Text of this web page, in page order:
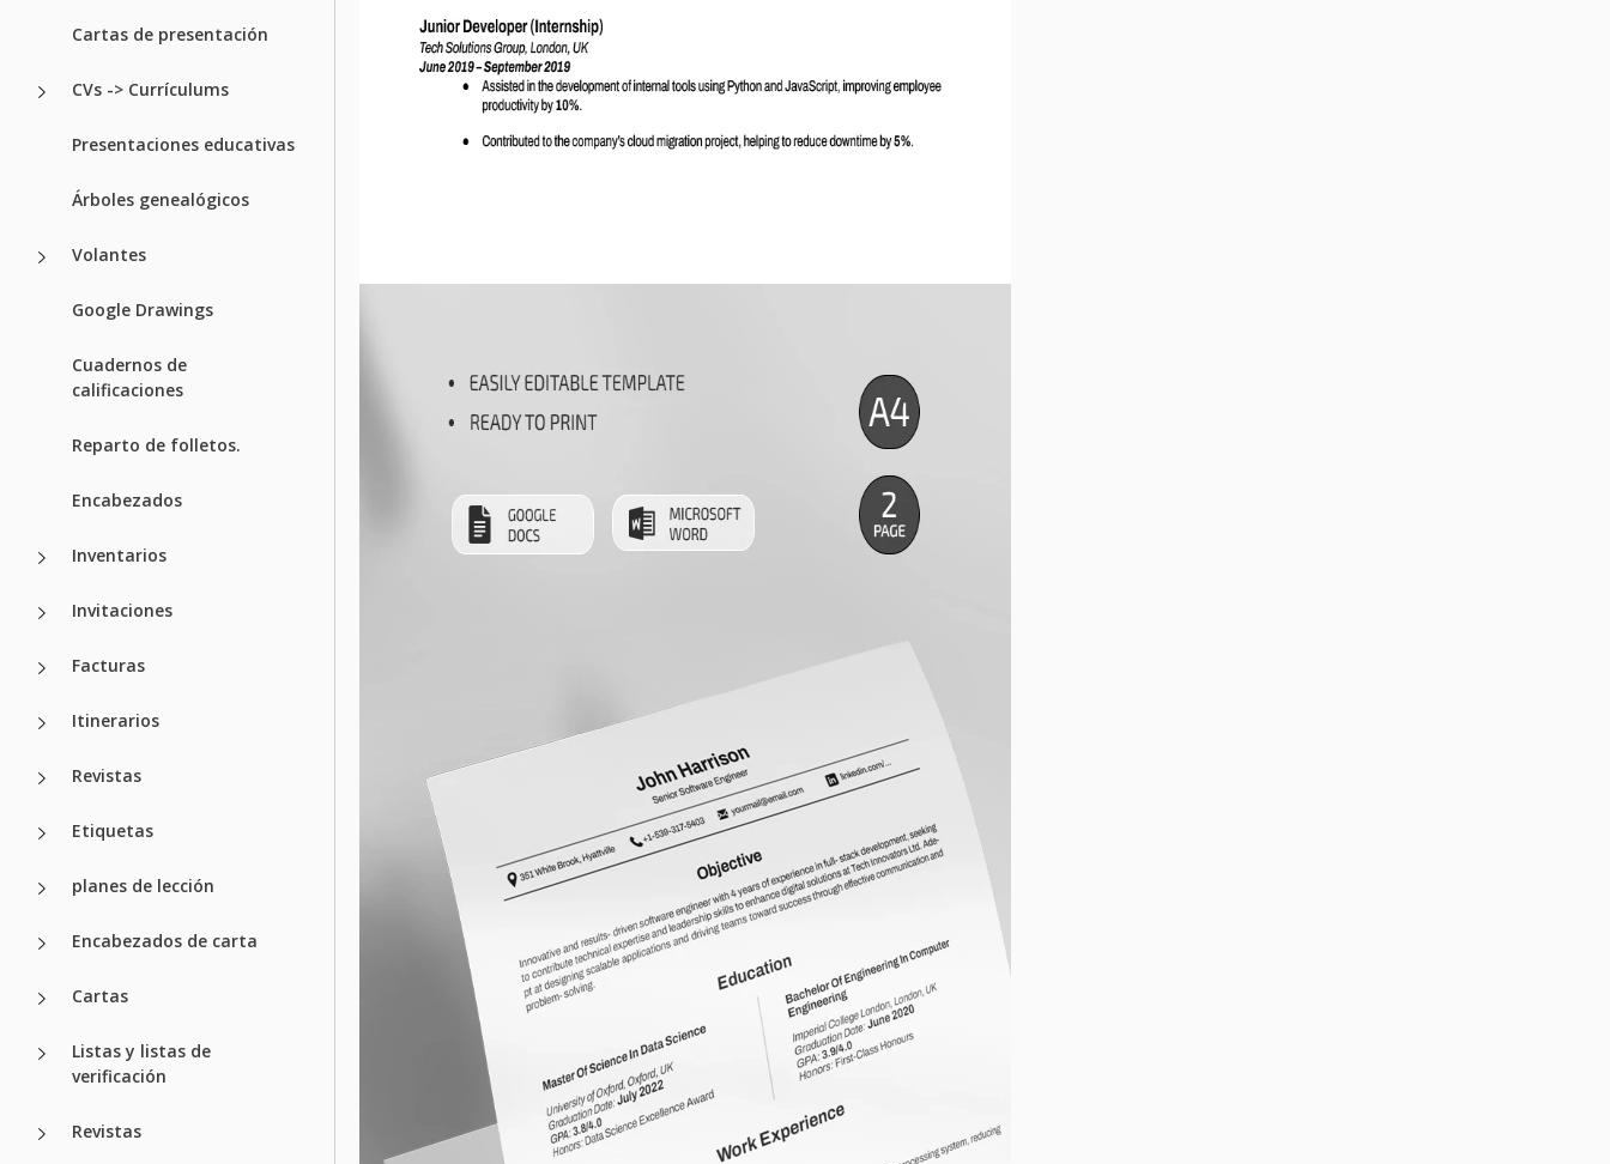
Cartas de presentación
CVs -> Currículums
Presentaciones educativas
Árboles genealógicos
Volantes
Google Drawings
Cuadernos de
calificaciones
Reparto de folletos.
Encabezados
Inventarios
Invitaciones
Facturas
Itinerarios
Revistas
Etiquetas
planes de lección
Encabezados de carta
Cartas
Listas y listas de
verificación
Revistas